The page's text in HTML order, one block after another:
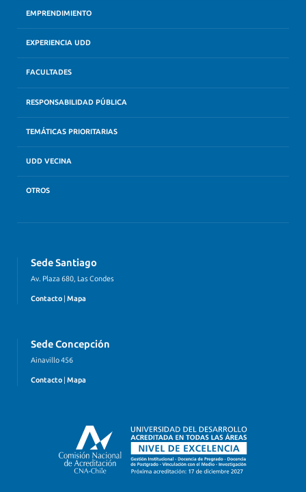
EMPRENDIMIENTO
EXPERIENCIA UDD
FACULTADES
RESPONSABILIDAD PÚBLICA
TEMÁTICAS PRIORITARIAS
UDD VECINA
OTROS
Sede Santiago
Av. Plaza 680, Las Condes
Contacto Mapa
Sede Concepción
Ainavillo 456
Contacto | Mapa